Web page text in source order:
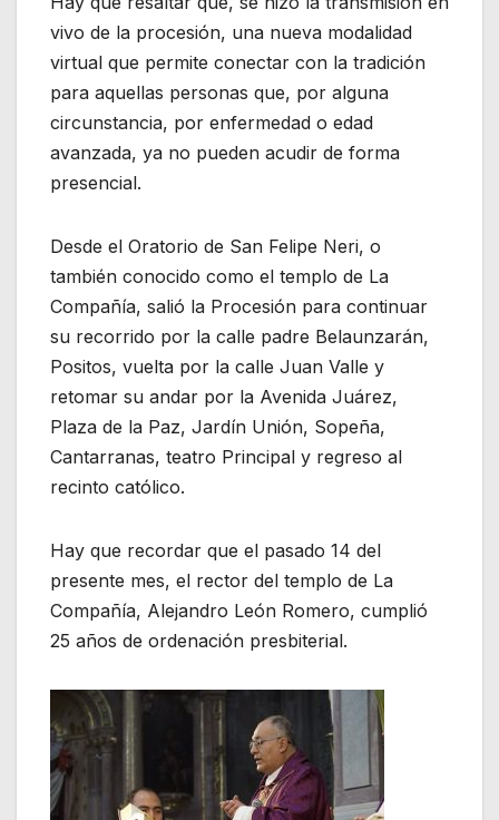
vivo de la procesión, una nueva modalidad
virtual que permite conectar con la tradición
para aquellas personas que, por alguna
circunstancia, por enfermedad o edad
avanzada, ya no pueden acudir de forma
presencial.
Desde el Oratorio de San Felipe Neri, o
también conocido como el templo de La
Compañía, salió la Procesión para continuar
su recorrido por la calle padre Belaunzarán,
Positos, vuelta por la calle Juan Valle y
retomar su andar por la Avenida Juárez,
Plaza de la Paz, Jardín Unión, Sopeña,
Cantarranas, teatro Principal y regreso al
recinto católico.
Hay que recordar que el pasado 14 del
presente mes, el rector del templo de La
Compañía, Alejandro León Romero, cumplió
25 años de ordenación presbiterial.